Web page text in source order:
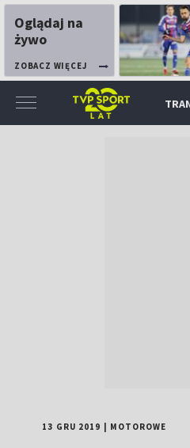
Oglądaj na
żywo
ZOBACZ WIĘCEJ
13 GRU 2019 MOTOROWE